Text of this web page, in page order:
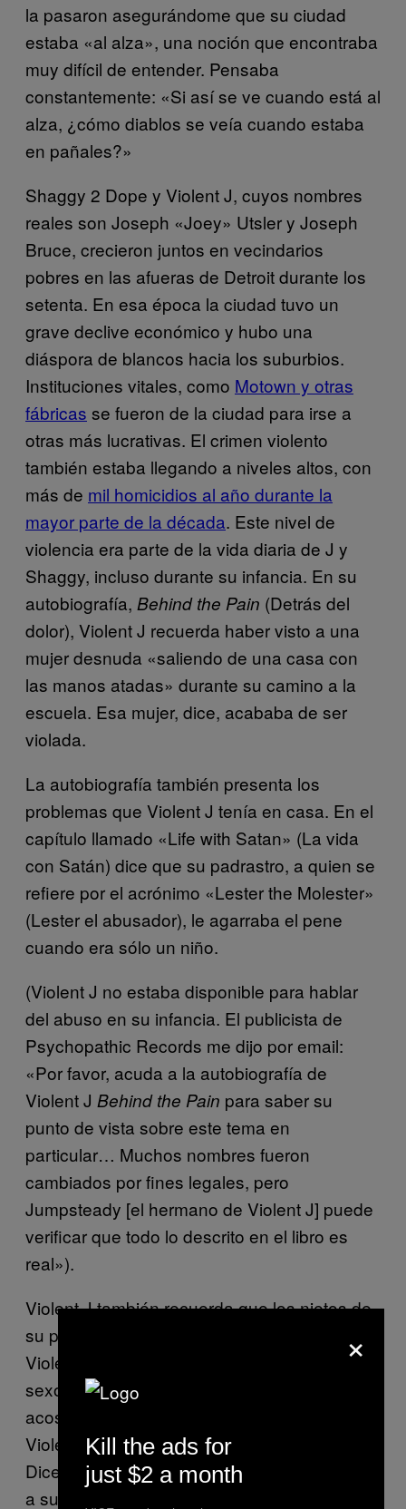
la pasaron asegurándome que su ciudad
estaba «al alza», una noción que encontraba
muy difícil de entender. Pensaba
constantemente: «Si así se ve cuando está al
alza, ¿cómo diablos se veía cuando estaba
en pañales?»
Shaggy 2 Dope y Violent J, cuyos nombres
reales son Joseph «Joey» Utsler y Joseph
Bruce, crecieron juntos en vecindarios
pobres en las afueras de Detroit durante los
setenta. En esa época la ciudad tuvo un
grave declive económico y hubo una
diáspora de blancos hacia los suburbios.
Instituciones vitales, como Motown y otras
fábricas se fueron de la ciudad para irse a
otras más lucrativas. El crimen violento
también estaba llegando a niveles altos, con
más de mil homicidios al año durante la
mayor parte de la década. Este nivel de
violencia era parte de la vida diaria de J y
Shaggy, incluso durante su infancia. En su
autobiografía, Behind the Pain (Detrás del
dolor), Violent J recuerda haber visto a una
mujer desnuda «saliendo de una casa con
las manos atadas» durante su camino a la
escuela. Esa mujer, dice, acababa de ser
violada.
La autobiografía también presenta los
problemas que Violent J tenía en casa. En el
capítulo llamado «Life with Satan» (La vida
con Satán) dice que su padrastro, a quien se
refiere por el acrónimo «Lester the Molester»
(Lester el abusador), le agarraba el pene
cuando era sólo un niño.
(Violent J no estaba disponible para hablar
del abuso en su infancia. El publicista de
Psychopathic Records me dijo por email:
«Por favor, acuda a la autobiografía de
Violent J Behind the Pain para saber su
punto de vista sobre este tema en
particular… Muchos nombres fueron
cambiados por fines legales, pero
Jumpsteady [el hermano de Violent J] puede
verificar que todo lo descrito en el libro es
real»).
Violent J también recuerda que los nietos de
su padrastro iban a su casa. Un día, según
Violent J, uno de los nietos dijo: «Tengamos
sexo» y le ordenó que se desnudara y se
acostara boca abajo. En ese entonces
Violent J ni siquiera sabía qué era el sexo.
Dice que se negó, salió del cuarto y le contó
a su hermano. De acuerdo con el libro,
×
Kill the ads for
just $2 a month